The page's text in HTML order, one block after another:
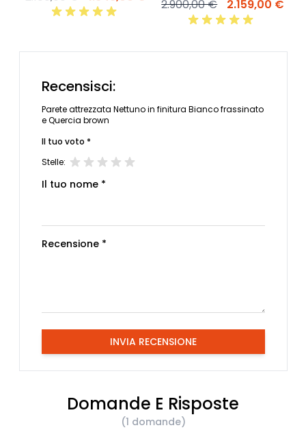
antracite
2.900,00 € 2.159,00 €
Recensisci:
Parete attrezzata Nettuno in finitura Bianco frassinato
e Quercia brown
Il tuo voto *
Stelle:
Il tuo nome *
Recensione *
INVIA RECENSIONE
Domande E Risposte
(1 domande)